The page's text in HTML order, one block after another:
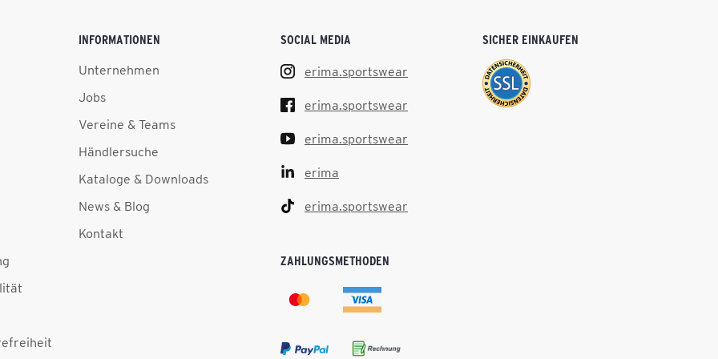
INFORMATIONEN
Unternehmen
Jobs
Vereine & Teams
Händlersuche
Kataloge & Downloads
News & Blog
Kontakt
SOCIAL MEDIA
erima.sportswear
erima.sportswear
erima.sportswear
erima
erima.sportswear
ZAHLUNGSMETHODEN
SICHER EINKAUFEN